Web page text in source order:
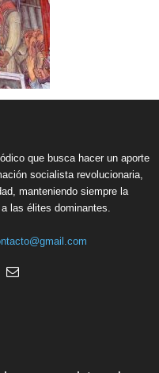
que busca hacer un aporte
socialista revolucionaria,
manteniendo siempre la
las élites dominantes.